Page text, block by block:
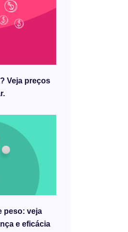
Veja preços
peso: veja
e eficácia